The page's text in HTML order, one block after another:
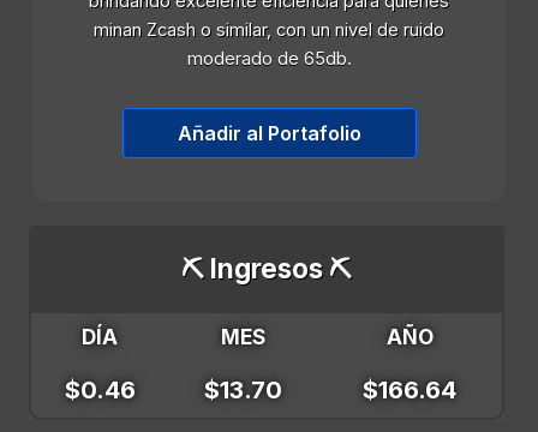
minan Zcash o similar, con un nivel de ruido
moderado de 65db.
Añadir al Portafolio
⛏️ Ingresos ⛏️
DÍA MES AÑO
$0.46 $13.70 $166.64